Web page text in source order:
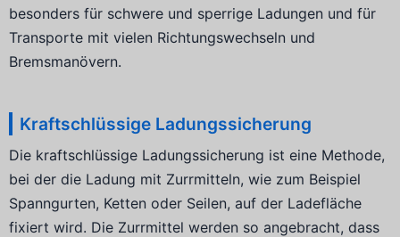
besonders für schwere und sperrige Ladungen und für
Transporte mit vielen Richtungswechseln und
Bremsmanövern.
Kraftschlüssige Ladungssicherung
Die kraftschlüssige Ladungssicherung ist eine Methode,
bei der die Ladung mit Zurrmitteln, wie zum Beispiel
Spanngurten, Ketten oder Seilen, auf der Ladefläche
fixiert wird. Die Zurrmittel werden so angebracht, dass